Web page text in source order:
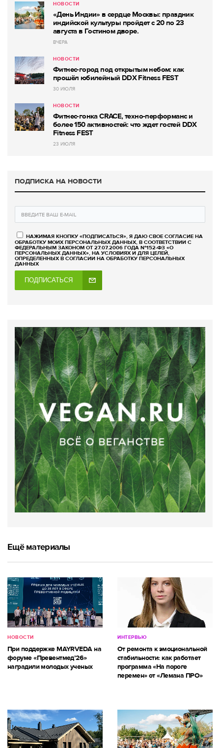
НОВОСТИ
«День Индии» в сердце Москвы: праздник
индийской культуры пройдет с 20 по 23
августа в Гостином дворе.
ВЧЕРА
НОВОСТИ
Фитнес-город под открытым небом: как
прошёл юбилейный DDX Fitness FEST
30 ИЮЛЯ
НОВОСТИ
Фитнес-гонка CRACE, техно-перформанс и
более 150 активностей: что ждет гостей DDX
Fitness FEST
23 ИЮЛЯ
ПОДПИСКА НА НОВОСТИ
НАЖИМАЯ КНОПКУ «ПОДПИСАТЬСЯ», Я ДАЮ СВОЕ СОГЛАСИЕ НА
ОБРАБОТКУ МОИХ ПЕРСОНАЛЬНЫХ ДАННЫХ, В СООТВЕТСТВИИ С
ФЕДЕРАЛЬНЫМ ЗАКОНОМ ОТ 27.07.2006 ГОДА №152-ФЗ «О
ПЕРСОНАЛЬНЫХ ДАННЫХ», НА УСЛОВИЯХ И ДЛЯ ЦЕЛЕЙ,
ОПРЕДЕЛЕННЫХ В СОГЛАСИИ НА ОБРАБОТКУ ПЕРСОНАЛЬНЫХ
ДАННЫХ
ПОДПИСАТЬСЯ
Ещё материалы
НОВОСТИ
При поддержке MAYRVEDA на
форуме «Превентмед’26»
наградили молодых ученых
ИНТЕРВЬЮ
От ремонта к эмоциональной
стабильности: как работает
программа «На пороге
перемен» от «Лемана ПРО»